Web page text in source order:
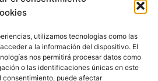
utilizamos tecnologías como las
a la información del dispositivo. El
nos permitirá procesar datos como
o las identificaciones únicas en este
consentimiento, puede afectar
de privacidad
de uso
| Todos los derechos reservados